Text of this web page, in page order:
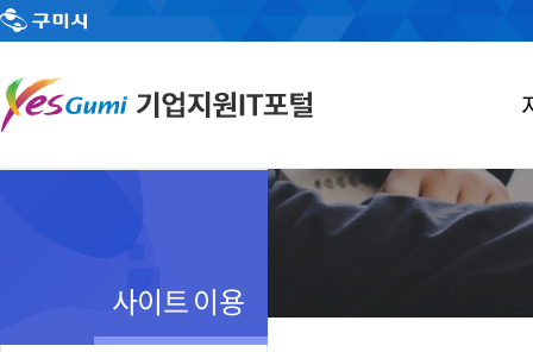
사이트 이용